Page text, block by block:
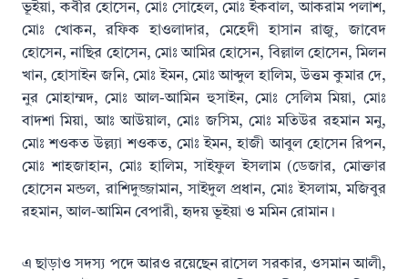
ভূইয়া, কবীর হোসেন, মোঃ সোহেল, মোঃ ইকবাল, আকরাম পলাশ,
মোঃ খোকন, রফিক হাওলাদার, মেহেদী হাসান রাজু, জাবেদ
হোসেন, নাছির হোসেন, মোঃ আমির হোসেন, বিল্লাল হোসেন, মিলন
খান, হোসাইন জনি, মোঃ ইমন, মোঃ আব্দুল হালিম, উত্তম কুমার দে,
নুর মোহাম্মদ, মোঃ আল-আমিন হুসাইন, মোঃ সেলিম মিয়া, মোঃ
বাদশা মিয়া, আঃ আউয়াল, মোঃ জসিম, মোঃ মতিউর রহমান মনু,
মোঃ শওকত উল্ল্যা শওকত, মোঃ ইমন, হাজী আবুল হোসেন রিপন,
মোঃ শাহজাহান, মোঃ হালিম, সাইফুল ইসলাম (ডেজার, মোক্তার
হোসেন মন্ডল, রাশিদুজ্জামান, সাইদুল প্রধান, মোঃ ইসলাম, মজিবুর
রহমান, আল-আমিন বেপারী, হৃদয় ভূইয়া ও মমিন রোমান।
এ ছাড়াও সদস্য পদে আরও রয়েছেন রাসেল সরকার, ওসমান আলী,